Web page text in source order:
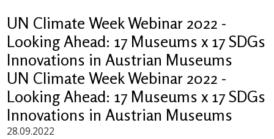
UN Climate Week Webinar 2022 -
Looking Ahead: 17 Museums x 17 SDGs
Innovations in Austrian Museums
UN Climate Week Webinar 2022 -
Looking Ahead: 17 Museums x 17 SDGs
Innovations in Austrian Museums
28.09.2022